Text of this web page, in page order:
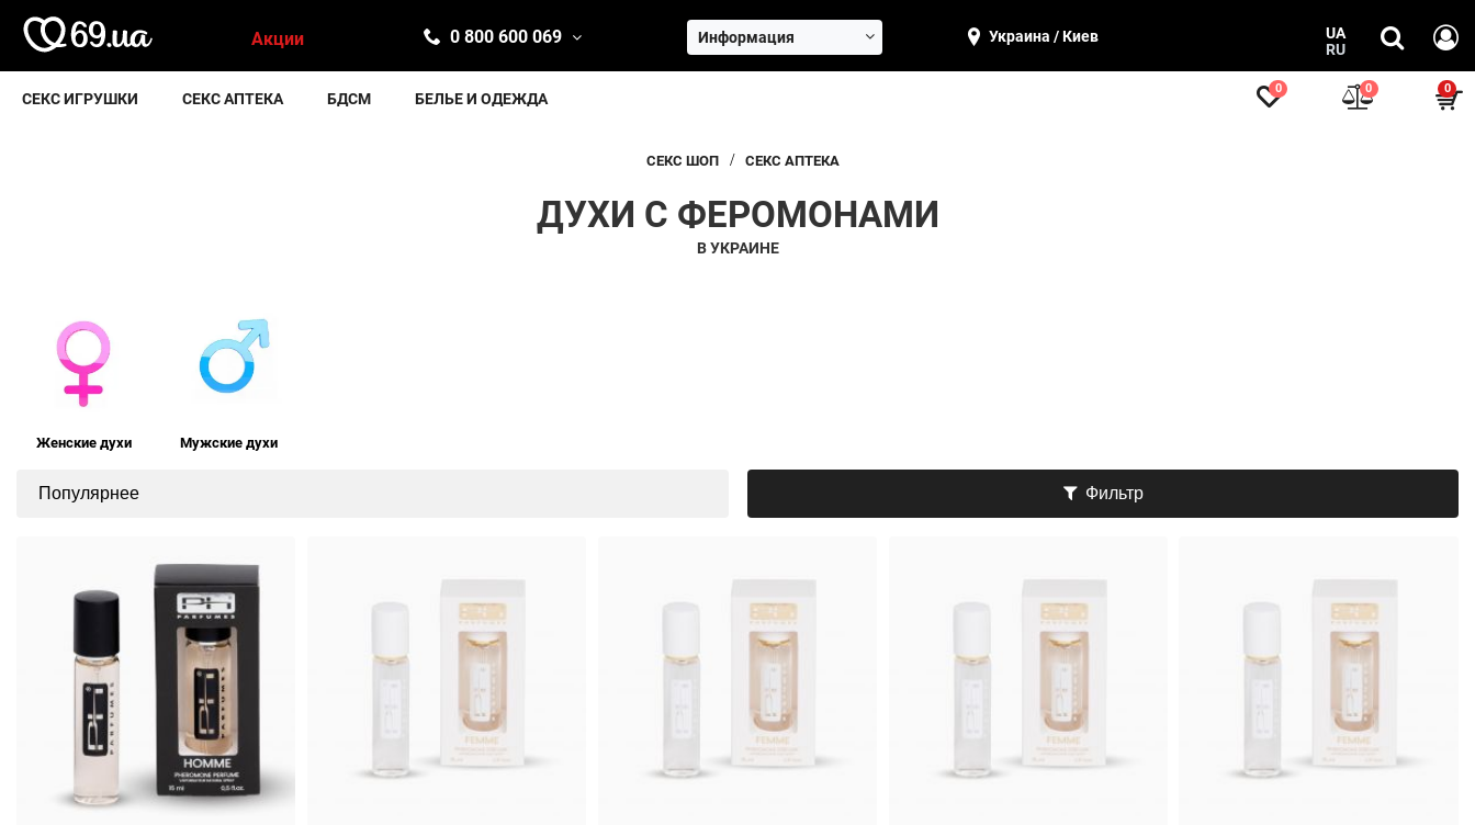
Акции 0 800 600 069 Информация Украина / Киев
UA
RU
0 0 0
СЕКС ИГРУШКИ СЕКС АПТЕКА БДСМ БЕЛЬЕ И ОДЕЖДА
СЕКС ШОП СЕКС АПТЕКА
ДУХИ С ФЕРОМОНАМИ
В УКРАИНЕ
Женские духи Мужские духи
Фильтр